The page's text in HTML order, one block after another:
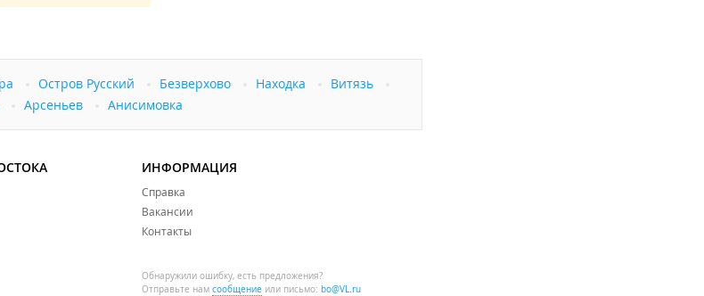
Остров Русский Безверхово Находка
Витязь
Арсеньев Анисимовка
ИНФОРМАЦИЯ
Справка
Вакансии
Контакты
Обнаружили ошибку, есть предложения?
Отправьте нам сообщение или письмо: bo@VL.ru